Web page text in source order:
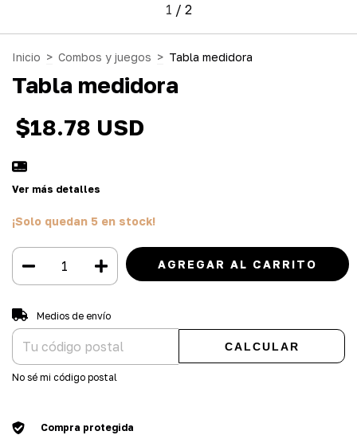
1 / 2
Inicio > Combos y juegos > Tabla medidora
Tabla medidora
$18.78 USD
Ver más detalles
¡Solo quedan 5 en stock!
Entregas para el CP:
Medios de envío
CALCULAR
No sé mi código postal
Compra protegida